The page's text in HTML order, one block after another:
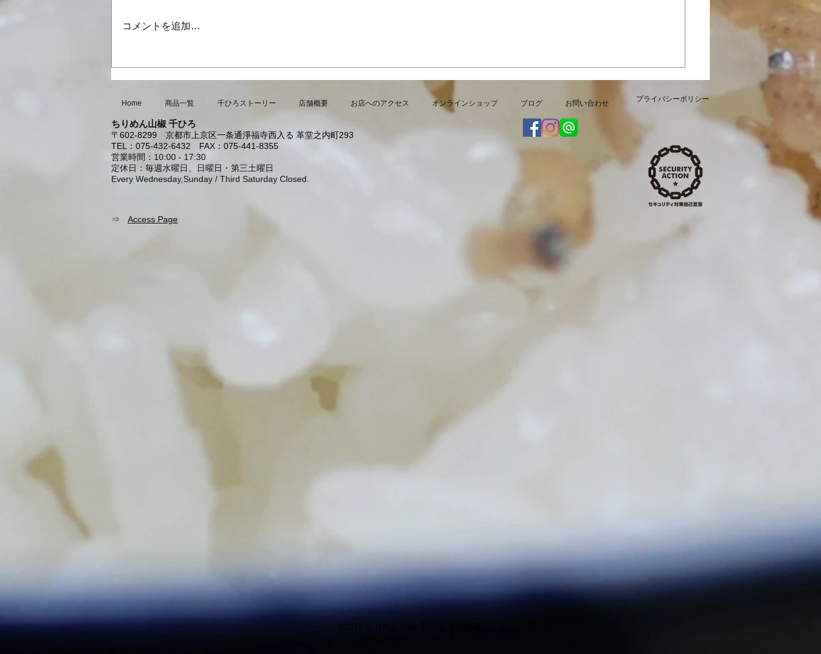
より販売開始いたしました
コメントを追加…
Home 商品一覧 千ひろストーリー 店舗概要 お店へのアクセス オンラインショップ ブログ お問い合わせ
ちりめん山椒 千ひろ
〒602-8299 京都市上京区一条通淨福寺西入る 革堂之内町293
TEL：075-432-6432 FAX：075-441-8355
営業時間：10:00 - 17:30
定休日：毎週水曜日、日曜日・第三土曜日
Every Wednesday,Sunday / Third Saturday Closed.
プライバシーポリシー
⇒ Access Page
©︎2019 ちりめん山椒 千ひろ 京都西陣